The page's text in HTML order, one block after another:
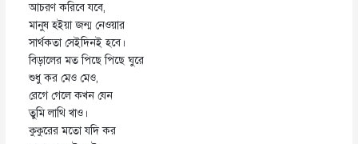
আচরণ করিবে যবে,
মানুষ হইয়া জন্ম নেওয়ার
সার্থকতা সেইদিনই হবে।
বিড়ালের মত পিছে পিছে ঘুরে
শুধু কর মেও মেও,
রেগে গেলে কখন যেন
তুমি লাথি খাও।
কুকুরের মতো যদি কর